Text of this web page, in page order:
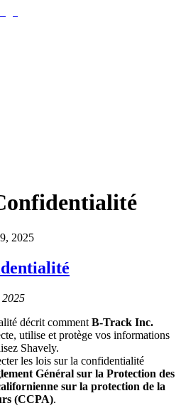
2025
décrit comment B-Track Inc.
utilise et protège vos informations
Shavely.
les lois sur la confidentialité
Général sur la Protection des
sur la protection de la
(CCPA).